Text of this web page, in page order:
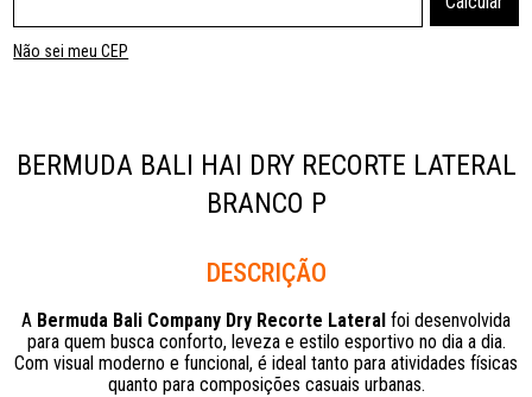
Não sei meu CEP
BERMUDA BALI HAI DRY RECORTE LATERAL
BRANCO P
Descrição
A Bermuda Bali Company Dry Recorte Lateral foi desenvolvida
para quem busca conforto, leveza e estilo esportivo no dia a dia.
Com visual moderno e funcional, é ideal tanto para atividades físicas
quanto para composições casuais urbanas.